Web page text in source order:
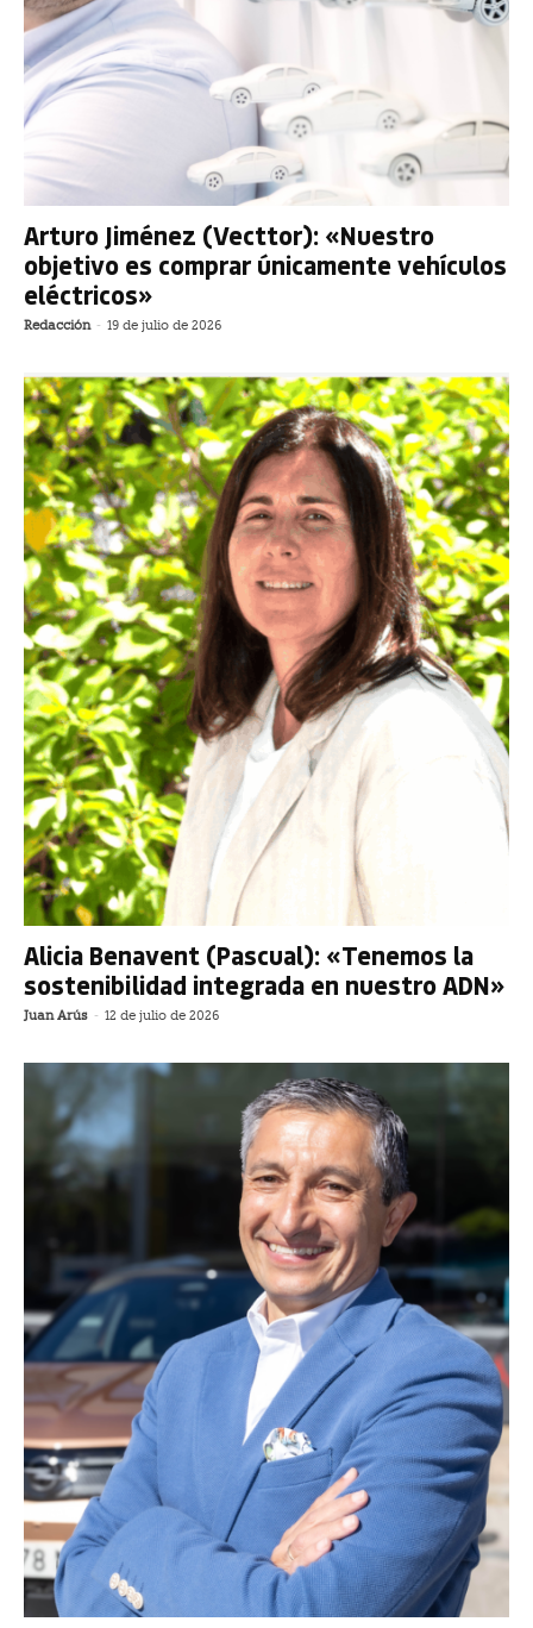
Arturo Jiménez (Vecttor): «Nuestro
objetivo es comprar únicamente vehículos
eléctricos»
Redacción - 19 de julio de 2026
Alicia Benavent (Pascual): «Tenemos la
sostenibilidad integrada en nuestro ADN»
Juan Arús - 12 de julio de 2026